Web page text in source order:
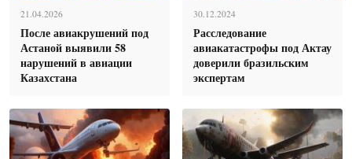
21.04.2026
После авиакрушений под
Астаной выявили 58
нарушений в авиации
Казахстана
30.12.2024
Расследование
авиакатастрофы под Актау
доверили бразильским
экспертам